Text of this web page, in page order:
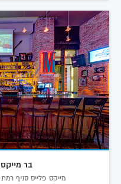
בר מייקס
מייקס פלייס סניף